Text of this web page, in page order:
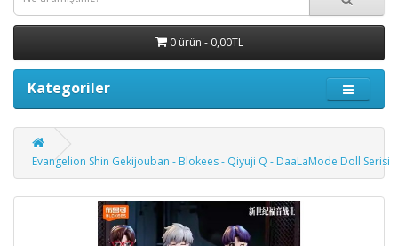
0 ürün - 0,00TL
Kategoriler
Evangelion Shin Gekijouban - Blokees - Qiyuji Q - DaaLaMode Doll Serisi